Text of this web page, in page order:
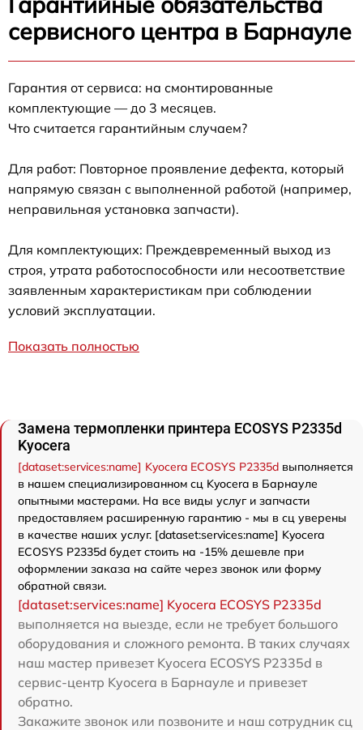
сервисного центра в Барнауле
Гарантия от сервиса: на смонтированные
комплектующие — до 3 месяцев.
Что считается гарантийным случаем?
Для работ: Повторное проявление дефекта, который
напрямую связан с выполненной работой (например,
неправильная установка запчасти).
Для комплектующих: Преждевременный выход из
строя, утрата работоспособности или несоответствие
заявленным характеристикам при соблюдении
условий эксплуатации.
Показать полностью
Замена термопленки принтера ECOSYS P2335d
Kyocera
[dataset:services:name] Kyocera ECOSYS P2335d выполняется
в нашем специализированном сц Kyocera в Барнауле
опытными мастерами. На все виды услуг и запчасти
предоставляем расширенную гарантию - мы в сц уверены
в качестве наших услуг. [dataset:services:name] Kyocera
ECOSYS P2335d будет стоить на -15% дешевле при
оформлении заказа на сайте через звонок или форму
обратной связи.
[dataset:services:name] Kyocera ECOSYS P2335d
выполняется на выезде, если не требует большого
оборудования и сложного ремонта. В таких случаях
наш мастер привезет Kyocera ECOSYS P2335d в
сервис-центр Kyocera в Барнауле и привезет
обратно.
Закажите звонок или позвоните и наш сотрудник сц